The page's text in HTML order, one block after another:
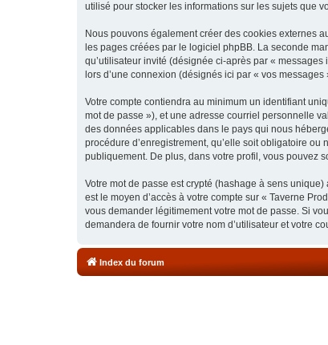
utilisé pour stocker les informations sur les sujets que
Nous pouvons également créer des cookies externes
les pages créées par le logiciel phpBB. La seconde
qu’utilisateur invité (désignée ci-après par «
lors d’une connexion (désignés ici par « vos messages
Votre compte contiendra au minimum un identifiant
mot de passe »), et une adresse courriel personnelle
des données applicables dans le pays qui nous
procédure d’enregistrement, qu’elle soit obligatoire
publiquement. De plus, dans votre profil, vous pouvez
Votre mot de passe est crypté (hashage à sens
est le moyen d’accès à votre compte sur « Taverne
vous demander légitimement votre mot de passe. Si
demandera de fournir votre nom d’utilisateur et votre
Index du forum